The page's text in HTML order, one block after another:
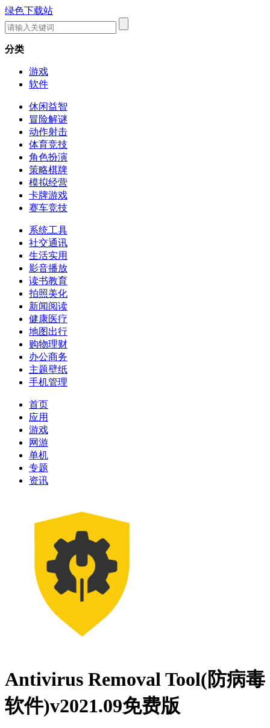
绿色下载站
分类
游戏
软件
休闲益智
冒险解谜
动作射击
体育竞技
角色扮演
策略棋牌
模拟经营
卡牌游戏
赛车竞技
系统工具
社交通讯
生活实用
影音播放
读书教育
拍照美化
新闻阅读
健康医疗
地图出行
购物理财
办公商务
主题壁纸
手机管理
首页
应用
游戏
网游
单机
专题
资讯
Antivirus Removal Tool(防病毒
软件)v2021.09免费版